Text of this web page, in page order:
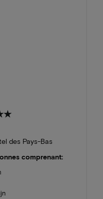
des Pays-Bas
comprenant: